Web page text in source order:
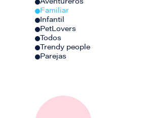
Aventureros
Familiar
Infantil
PetLovers
Todos
Trendy people
Parejas